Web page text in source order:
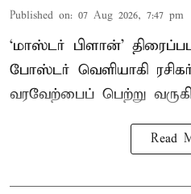
Published on: 07 Aug 2026, 7:47 pm
‘மாஸ்டர் பிளான்’
போஸ்டர் வெளியாகி
வரவேற்பைப் பெற்று
Read